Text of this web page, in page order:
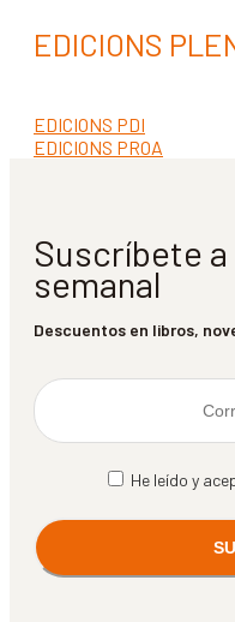
EDICIONS
Navegación
de
Anterior:
EDICIONS PDI
Siguiente:
EDICIONS PROA
Suscríbete
semanal
Descuentos en libros,
He leído y